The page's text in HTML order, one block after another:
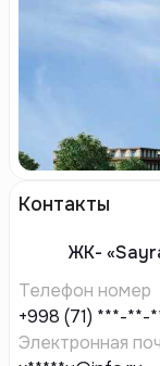
Контакты
ЖК-
Телефон номер
+998 (71) ***-**-
Электронная